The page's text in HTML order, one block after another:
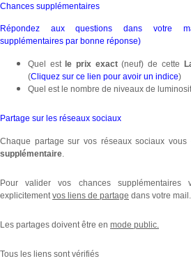
Chances supplémentaires
Répondez aux questions dans votre
supplémentaires par bonne réponse)
Quel est le prix exact(neuf) de cette
(Cliquez sur ce lien pour avoir un indice)
Quel est le nombre de niveaux de
Partage sur les réseaux sociaux
Chaque partage sur vos réseaux sociaux vous
supplémentaire.
Pour valider vos chances supplémentaires
explicitementvos liens de partage dans votre mail.
Les partages doivent être en mode public.
Tous les liens sont vérifiés